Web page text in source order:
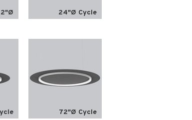
24"Ø Cycle
72"Ø Cycle